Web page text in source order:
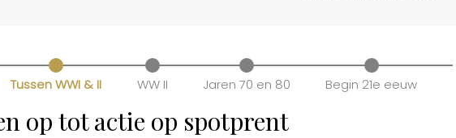
Tussen WWI & II WW II Jaren 70 en 80 Begin 21e eeuw
op tot actie op spotprent